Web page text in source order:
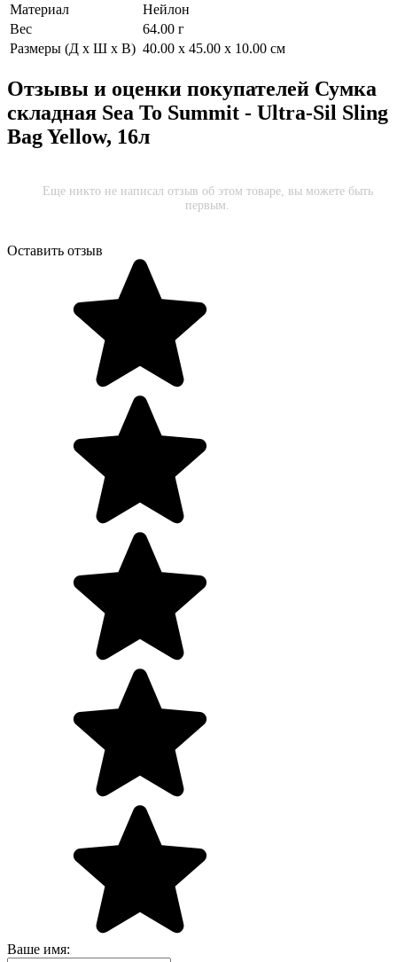
Материал
Нейлон
Вес
64.00 г
Размеры (Д х Ш х В) 40.00 x 45.00 x 10.00 см
Отзывы и оценки покупателей Сумка
складная Sea To Summit - Ultra-Sil Sling
Bag Yellow, 16л
Еще никто не написал отзыв об этом товаре, вы можете быть
первым.
Оставить отзыв
Ваше имя: